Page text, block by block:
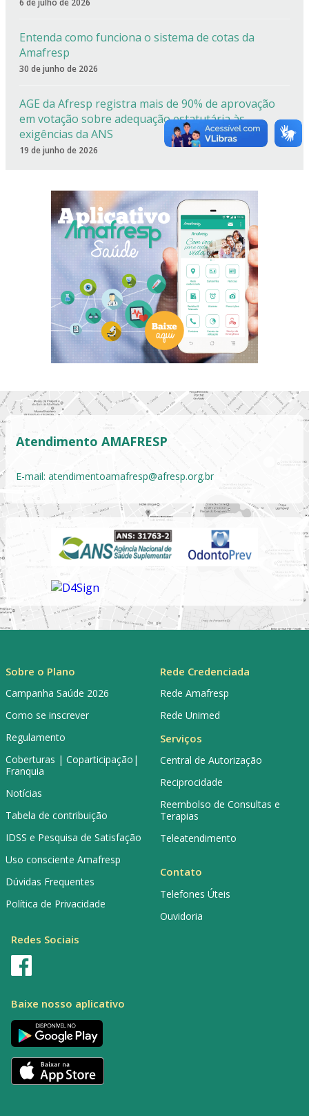
6 de julho de 2026
Entenda como funciona o sistema de cotas da
Amafresp
30 de junho de 2026
AGE da Afresp registra mais de 90% de aprovação
em votação sobre adequação estatutária às
exigências da ANS
19 de junho de 2026
Atendimento AMAFRESP
E-mail: atendimentoamafresp@afresp.org.br
Sobre o Plano
Campanha Saúde 2026
Como se inscrever
Regulamento
Coberturas | Coparticipação|
Franquia
Notícias
Tabela de contribuição
IDSS e Pesquisa de Satisfação
Uso consciente Amafresp
Dúvidas Frequentes
Política de Privacidade
Rede Credenciada
Rede Amafresp
Rede Unimed
Serviços
Central de Autorização
Reciprocidade
Reembolso de Consultas e
Terapias
Teleatendimento
Contato
Telefones Úteis
Ouvidoria
Redes Sociais
Baixe nosso aplicativo